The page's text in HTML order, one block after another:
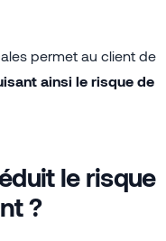
permet au client de
ainsi le risque de
le risque
?